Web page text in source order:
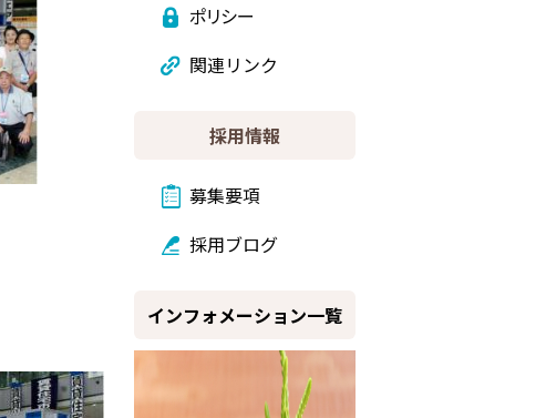
ポリシー
関連リンク
採用情報
募集要項
採用ブログ
インフォメーション一覧